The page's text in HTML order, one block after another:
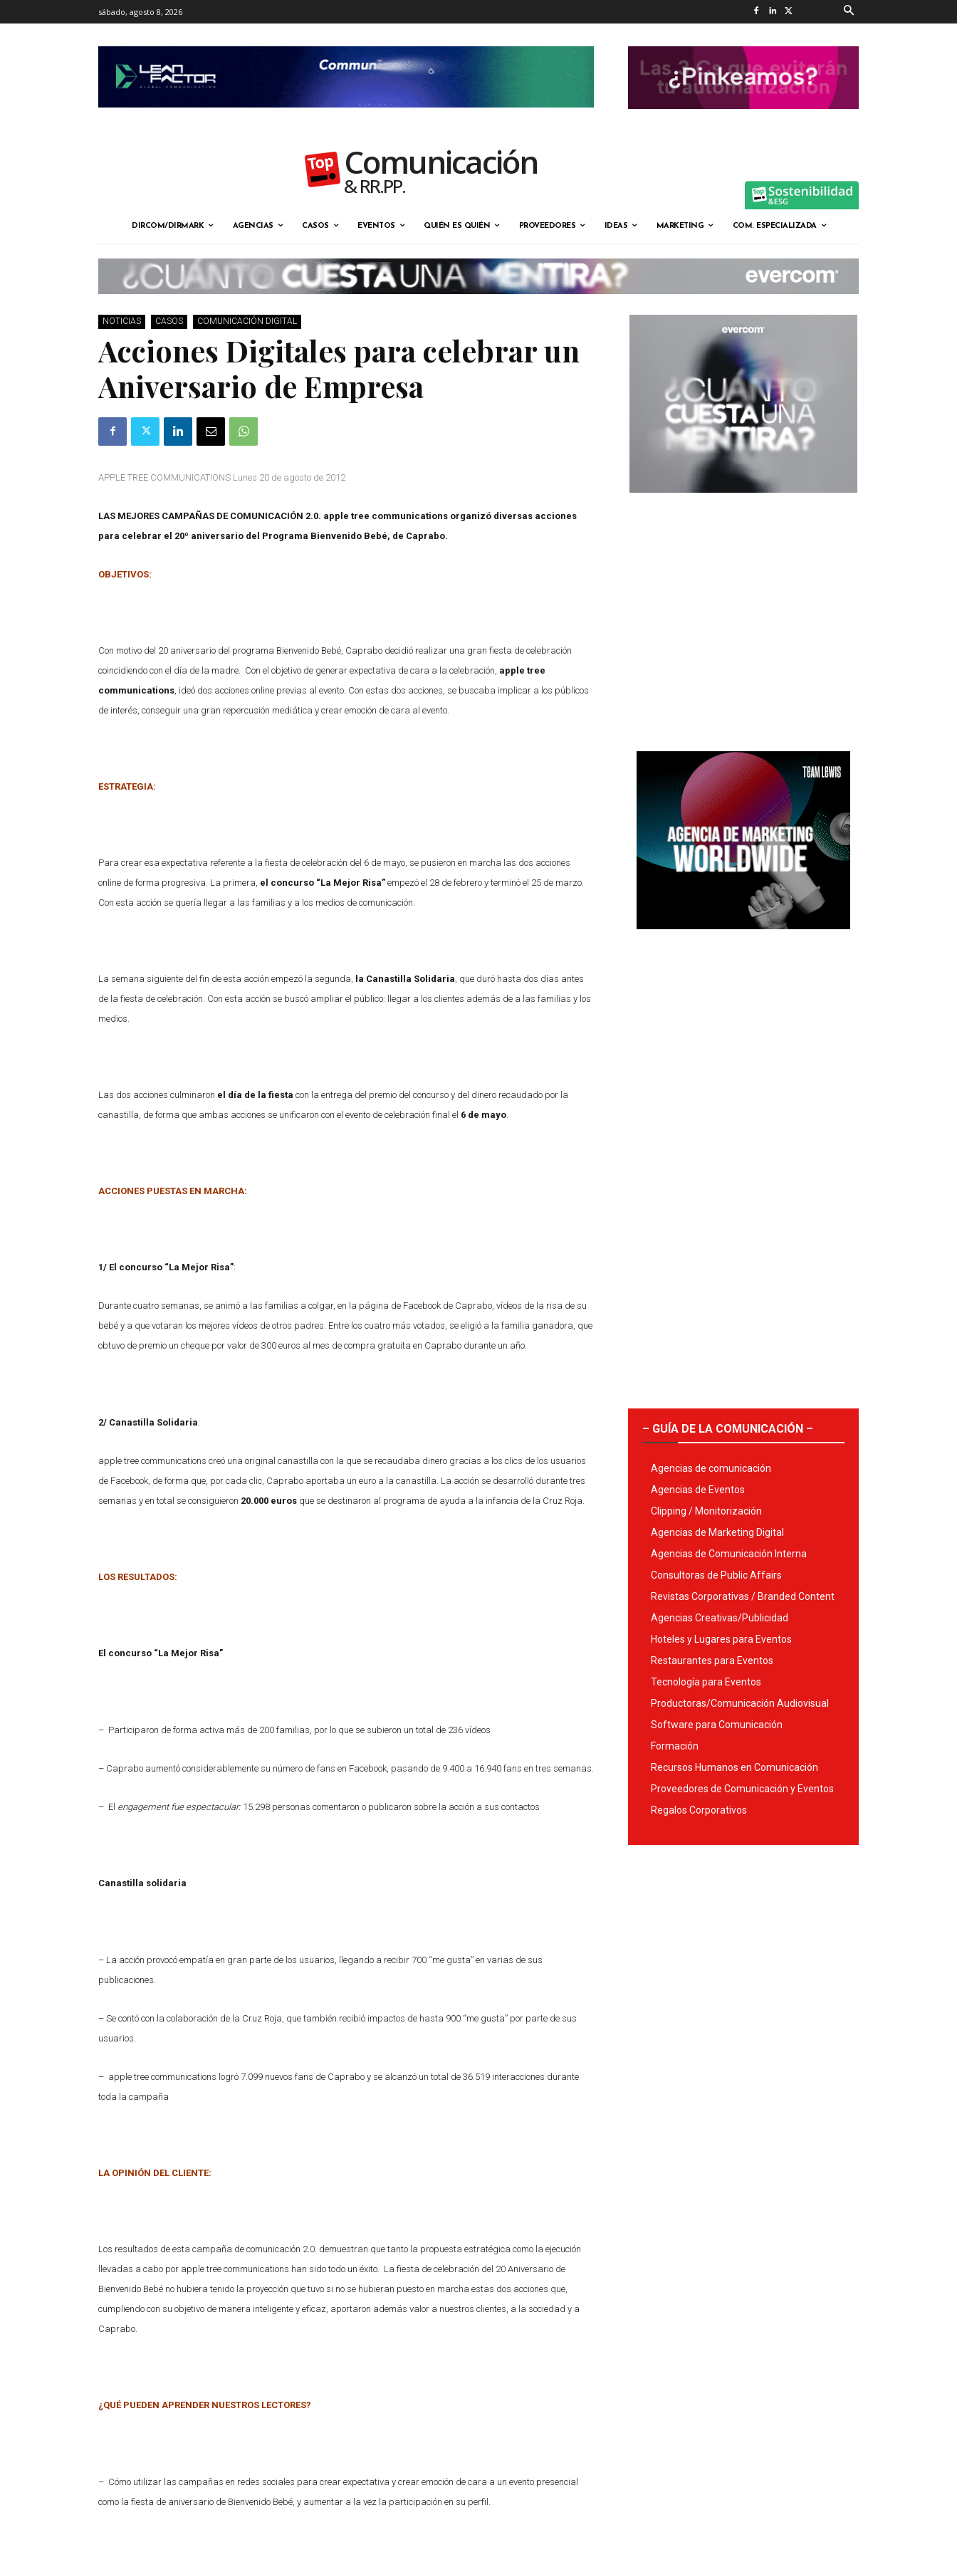
sábado, agosto 8, 2026
Comunicación
& RR.PP.
DIRCOM/DIRMARK AGENCIAS CASOS EVENTOS QUIÉN ES QUIÉN PROVEEDORES IDEAS MARKETING COM. ESPECIALIZADA
NOTICIAS CASOS COMUNICACIÓN DIGITAL
Acciones Digitales para celebrar un
Aniversario de Empresa
APPLE TREE COMMUNICATIONS Lunes 20 de agosto de 2012
LAS MEJORES CAMPAÑAS DE COMUNICACIÓN 2.0. apple tree communications organizó diversas acciones
para celebrar el 20º aniversario del Programa Bienvenido Bebé, de Caprabo.
OBJETIVOS:
Con motivo del 20 aniversario del programa Bienvenido Bebé, Caprabo decidió realizar una gran fiesta de celebración
coincidiendo con el día de la madre. Con el objetivo de generar expectativa de cara a la celebración, apple tree
communications , ideó dos acciones online previas al evento. Con estas dos acciones, se buscaba implicar a los públicos
de interés, conseguir una gran repercusión mediática y crear emoción de cara al evento.
ESTRATEGIA:
Para crear esa expectativa referente a la fiesta de celebración del 6 de mayo, se pusieron en marcha las dos acciones
online de forma progresiva. La primera, el concurso “La Mejor Risa” empezó el 28 de febrero y terminó el 25 de marzo.
Con esta acción se quería llegar a las familias y a los medios de comunicación.
La semana siguiente del fin de esta acción empezó la segunda, la Canastilla Solidaria , que duró hasta dos días antes
de la fiesta de celebración. Con esta acción se buscó ampliar el público: llegar a los clientes además de a las familias y los
medios.
Las dos acciones culminaron el día de la fiesta con la entrega del premio del concurso y del dinero recaudado por la
canastilla, de forma que ambas acciones se unificaron con el evento de celebración final el 6 de mayo
ACCIONES PUESTAS EN MARCHA:
1/ El concurso “La Mejor Risa”:
Durante cuatro semanas, se animó a las familias a colgar, en la página de Facebook de Caprabo, vídeos de la risa de su
bebé y a que votaran los mejores vídeos de otros padres. Entre los cuatro más votados, se eligió a la familia ganadora, que
obtuvo de premio un cheque por valor de 300 euros al mes de compra gratuita en Caprabo durante un año.
2/ Canastilla Solidaria:
apple tree communications creó una original canastilla con la que se recaudaba dinero gracias a los clics de los usuarios
de Facebook, de forma que, por cada clic, Caprabo aportaba un euro a la canastilla. La acción se desarrolló durante tres
semanas y en total se consiguieron 20.000 euros que se destinaron al programa de ayuda a la infancia de la Cruz Roja.
LOS RESULTADOS:
El concurso “La Mejor Risa”
– Participaron de forma activa más de 200 familias, por lo que se subieron un total de 236 vídeos
– Caprabo aumentó considerablemente su número de fans en Facebook, pasando de 9.400 a 16.940 fans en tres semanas.
– El engagement fue espectacular:15.298 personas comentaron o publicaron sobre la acción a sus contactos
Canastilla solidaria
– La acción provocó empatía en gran parte de los usuarios, llegando a recibir 700 “me gusta” en varias de sus
publicaciones.
– Se contó con la colaboración de la Cruz Roja, que también recibió impactos de hasta 900 “me gusta” por parte de sus
usuarios.
– apple tree communications logró 7.099 nuevos fans de Caprabo y se alcanzó un total de 36.519 interacciones durante
toda la campaña
LA OPINIÓN DEL CLIENTE:
Los resultados de esta campaña de comunicación 2.0. demuestran que tanto la propuesta estratégica como la ejecución
llevadas a cabo por apple tree communications han sido todo un éxito. La fiesta de celebración del 20 Aniversario de
Bienvenido Bebé no hubiera tenido la proyección que tuvo si no se hubieran puesto en marcha estas dos acciones que,
cumpliendo con su objetivo de manera inteligente y eficaz, aportaron además valor a nuestros clientes, a la sociedad y a
Caprabo.
¿QUÉ PUEDEN APRENDER NUESTROS LECTORES?
– Cómo utilizar las campañas en redes sociales para crear expectativa y crear emoción de cara a un evento presencial
como la fiesta de aniversario de Bienvenido Bebé, y aumentar a la vez la participación en su perfil.
– GUÍA DE LA COMUNICACIÓN –
Agencias de comunicación
Agencias de Eventos
Clipping / Monitorización
Agencias de Marketing Digital
Agencias de Comunicación Interna
Consultoras de Public Affairs
Revistas Corporativas / Branded Content
Agencias Creativas/Publicidad
Hoteles y Lugares para Eventos
Restaurantes para Eventos
Tecnología para Eventos
Productoras/Comunicación Audiovisual
Software para Comunicación
Formación
Recursos Humanos en Comunicación
Proveedores de Comunicación y Eventos
Regalos Corporativos